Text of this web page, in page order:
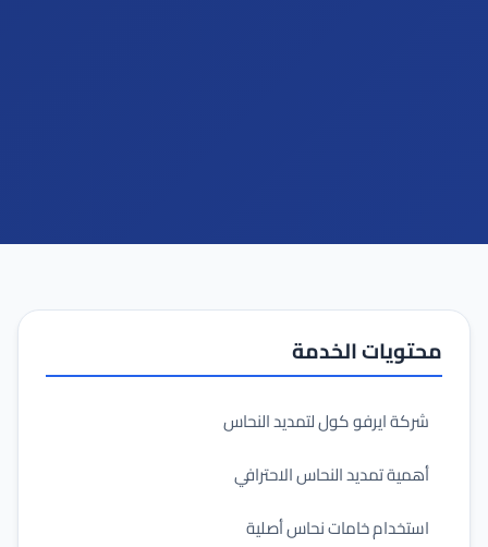
محتويات الخدمة
شركة ايرفو كول لتمديد النحاس
أهمية تمديد النحاس الاحترافي
استخدام خامات نحاس أصلية